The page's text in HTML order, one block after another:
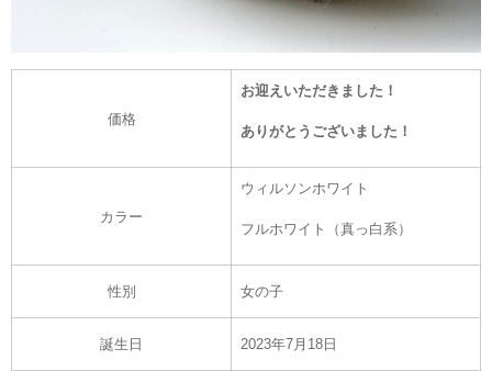
価格
お迎えいただきました！
ありがとうございました！
カラー
ウィルソンホワイト
フルホワイト（真っ白系）
性別 女の子
誕生日 2023年7月18日